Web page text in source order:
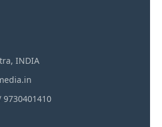
INDIA
9730401410